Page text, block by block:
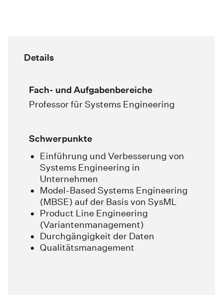
Details
Fach- und Aufgabenbereiche
Professor für Systems Engineering
Schwerpunkte
Einführung und Verbesserung von
Systems Engineering in
Unternehmen
Model-Based Systems Engineering
(MBSE) auf der Basis von SysML
Product Line Engineering
(Variantenmanagement)
Durchgängigkeit der Daten
Qualitätsmanagement